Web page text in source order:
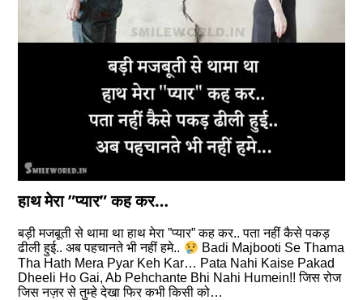
हाथ मेरा ”प्यार” कह कर…
बड़ी मजबूती से थामा था हाथ मेरा ”प्यार” कह कर.. पता नहीं कैसे पकड़
ढीली हुई.. अब पहचानते भी नहीं हमे..
Badi Majbooti Se Thama
Tha Hath Mera Pyar Keh Kar… Pata Nahi Kaise Pakad
Dheeli Ho Gai, Ab Pehchante Bhi Nahi Humein!! जिस रोज
जिस नज़र से तुम्हे देखा फिर कभी किसी को…